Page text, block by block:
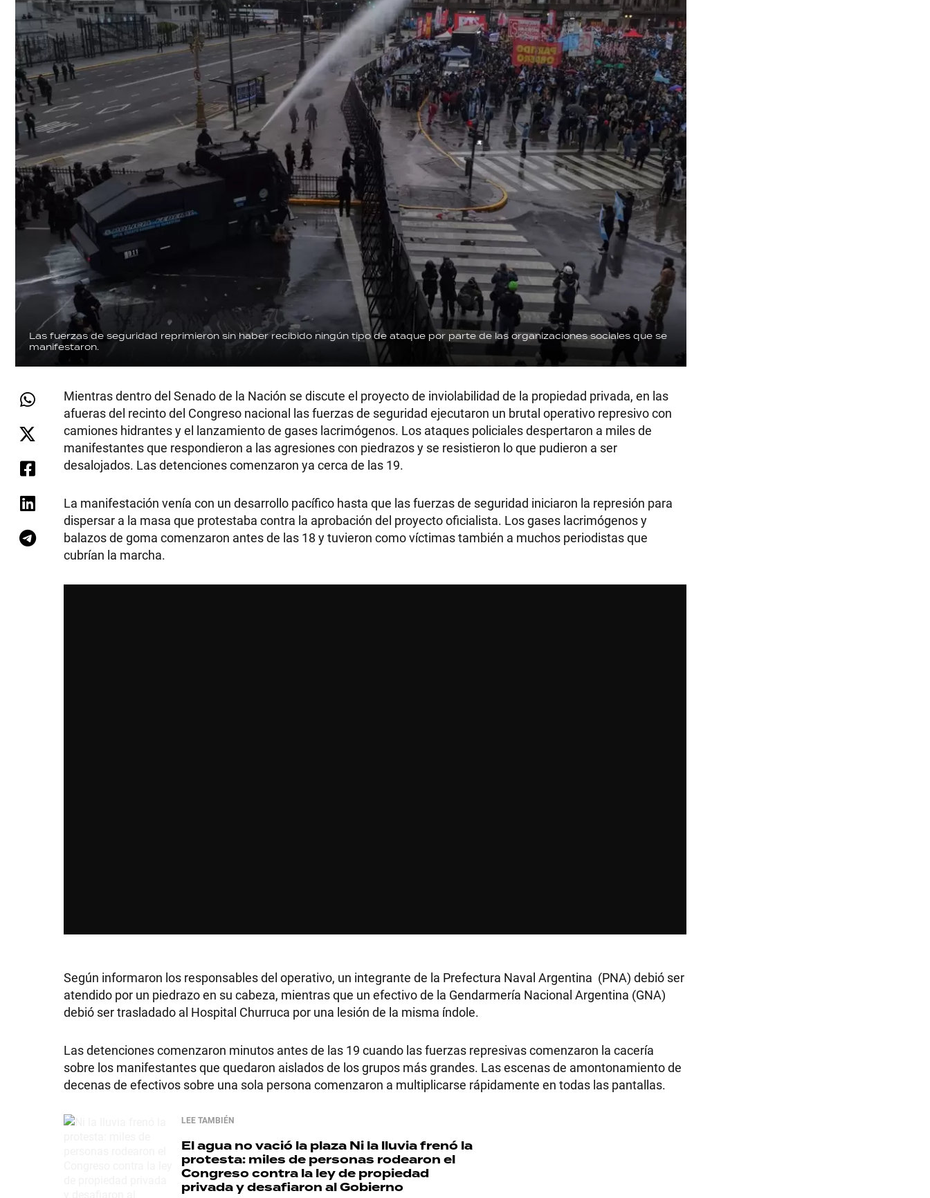
Las fuerzas de seguridad reprimieron sin haber recibido ningún tipo de ataque por parte de las organizaciones sociales que se
manifestaron.
Mientras dentro del Senado de la Nación se discute el proyecto de inviolabilidad de la propiedad privada, en las
afueras del recinto del Congreso nacional las fuerzas de seguridad ejecutaron un brutal operativo represivo con
camiones hidrantes y el lanzamiento de gases lacrimógenos. Los ataques policiales despertaron a miles de
manifestantes que respondieron a las agresiones con piedrazos y se resistieron lo que pudieron a ser
desalojados. Las detenciones comenzaron ya cerca de las 19.
La manifestación venía con un desarrollo pacífico hasta que las fuerzas de seguridad iniciaron la represión para
dispersar a la masa que protestaba contra la aprobación del proyecto oficialista. Los gases lacrimógenos y
balazos de goma comenzaron antes de las 18 y tuvieron como víctimas también a muchos periodistas que
cubrían la marcha.
Según informaron los responsables del operativo, un integrante de la Prefectura Naval Argentina (PNA) debió ser
atendido por un piedrazo en su cabeza, mientras que un efectivo de la Gendarmería Nacional Argentina (GNA)
debió ser trasladado al Hospital Churruca por una lesión de la misma índole.
Las detenciones comenzaron minutos antes de las 19 cuando las fuerzas represivas comenzaron la cacería
sobre los manifestantes que quedaron aislados de los grupos más grandes. Las escenas de amontonamiento de
decenas de efectivos sobre una sola persona comenzaron a multiplicarse rápidamente en todas las pantallas.
LEE TAMBIÉN
El agua no vació la plaza Ni la lluvia frenó la
protesta: miles de personas rodearon el
Congreso contra la ley de propiedad
privada y desafiaron al Gobierno
SHOW
POLÍTICA
ACTUALIDAD
POLICIALES
ECONOMÍA
GRAN
HERMANO
SALUD
DEPORTES
TECNOLOGÍA
RECETAS
PALABRAS
HORÓSCOPO
Seguinos